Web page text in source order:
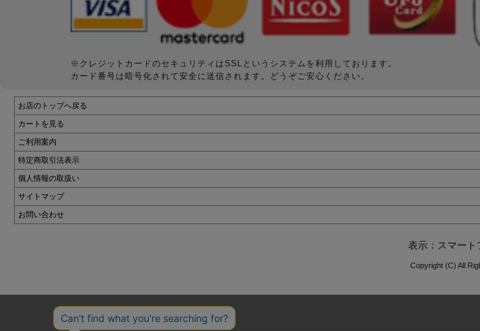
※クレジットカードのセキュリティはSSLというシステムを利用しております。
カード番号は暗号化されて安全に送信されます。どうぞご安心ください。
お店のトップへ戻る
カートを見る
ご利用案内
特定商取引法表示
個人情報の取扱い
サイトマップ
お問い合わせ
表示：スマート
Copyright (C) All